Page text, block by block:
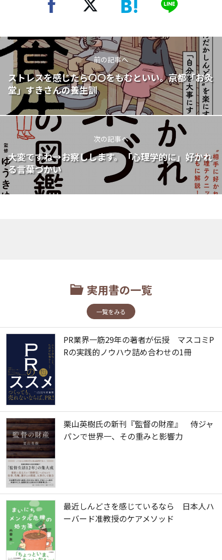
前の記事へ
ストレスを感じたら〇〇をもむといい。京都「お灸
堂」すきさんの養生訓
次の記事へ
大変ですね→お察しします。「心理学的に」好かれ
る言葉づかい
実用書の一覧
一覧をみる
PR業界一筋29年の著者が伝授 マスコミP
Rの実践的ノウハウ詰め合わせの1冊
栗山英樹氏の新刊『監督の財産』 侍ジャ
パンで世界一、その重みと影響力
最近しんどさを感じているなら 日本人ハ
ーバード准教授のケアメソッド